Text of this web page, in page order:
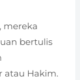
mereka
bertulis
atau Hakim.